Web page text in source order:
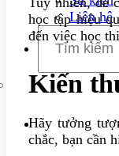
Liên hệ
học tập hiệu
đến việc học
Kiến
Hãy tưởng
chắc, bạn cần